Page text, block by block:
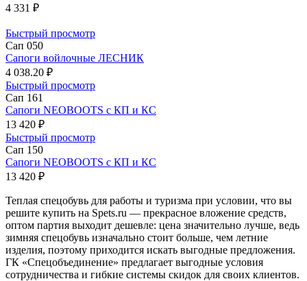
4 331 ₽
Быстрый просмотр
Сап 050
Сапоги войлочные ЛЕСНИК
4 038.20 ₽
Быстрый просмотр
Сап 161
Сапоги NEOBOOTS с КП и КС
13 420 ₽
Быстрый просмотр
Сап 150
Сапоги NEOBOOTS с КП и КС
13 420 ₽
Теплая спецобувь для работы и туризма при условии, что вы
решите купить на Spets.ru — прекрасное вложение средств,
оптом партия выходит дешевле: цена значительно лучше, ведь
зимняя спецобувь изначально стоит больше, чем летние
изделия, поэтому приходится искать выгодные предложения.
ГК «Спецобъединение» предлагает выгодные условия
сотрудничества и гибкие системы скидок для своих клиентов.